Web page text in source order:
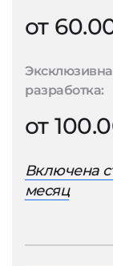
от
разработка:
от
Включена
месяц